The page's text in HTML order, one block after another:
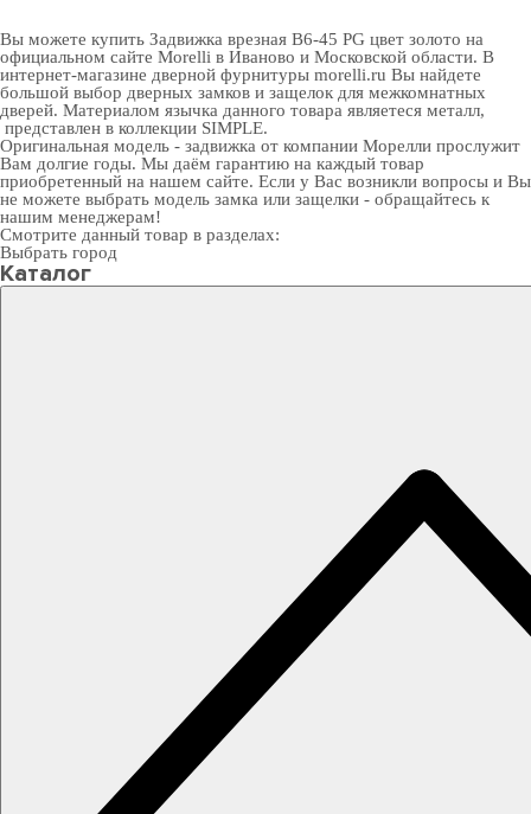
Вы можете купить Задвижка врезная B6-45 PG цвет золото на
официальном сайте Morelli в Иваново и Московской области. В
интернет-магазине дверной фурнитуры morelli.ru Вы найдете
большой выбор дверных замков и защелок для межкомнатных
дверей. Материалом язычка данного товара являетеся металл,
представлен в коллекции SIMPLE.
Оригинальная модель - задвижка от компании Морелли прослужит
Вам долгие годы. Мы даём гарантию на каждый товар
приобретенный на нашем сайте. Если у Вас возникли вопросы и Вы
не можете выбрать модель замка или защелки - обращайтесь к
нашим менеджерам!
Смотрите данный товар в разделах:
Выбрать город
Каталог